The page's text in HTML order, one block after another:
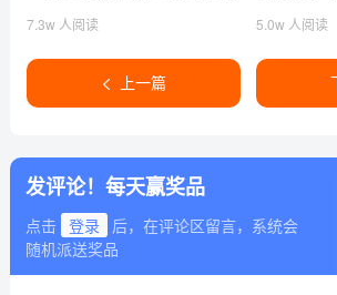
7.3w 人阅读
上一篇
5.0w 人阅读
发评论！每天赢奖品
点击 登录
后，在评论区留言，系统会
随机派送奖品